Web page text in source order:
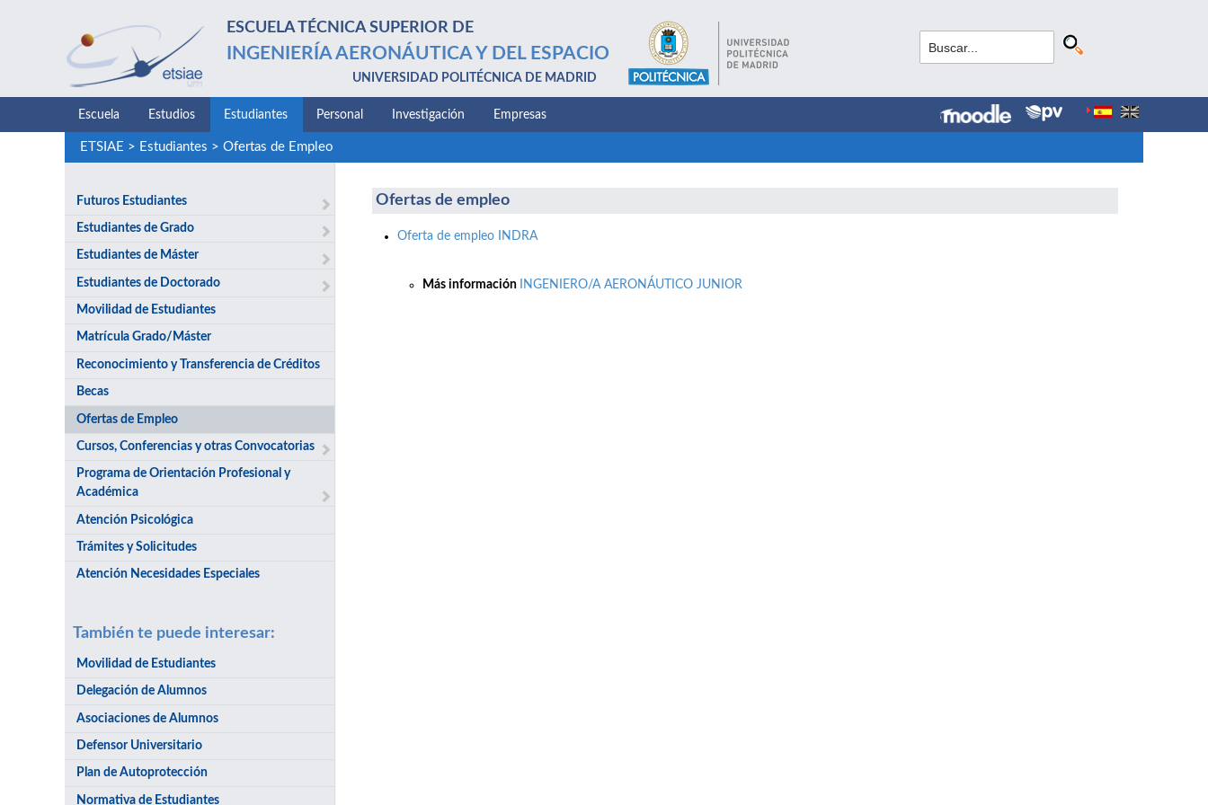
ESCUELA TÉCNICA SUPERIOR DE
INGENIERÍA AERONÁUTICA Y DEL ESPACIO
UNIVERSIDAD POLITÉCNICA DE MADRID
Escuela Estudios Estudiantes Personal Investigación Empresas
ETSIAE > Estudiantes > Ofertas de Empleo
Futuros Estudiantes
Estudiantes de Grado
Estudiantes de Máster
Estudiantes de Doctorado
Movilidad de Estudiantes
Matrícula Grado/Máster
Reconocimiento y Transferencia de Créditos
Becas
Ofertas de Empleo
Cursos, Conferencias y otras Convocatorias
Programa de Orientación Profesional y
Académica
Atención Psicológica
Trámites y Solicitudes
Atención Necesidades Especiales
También te puede interesar:
Movilidad de Estudiantes
Delegación de Alumnos
Asociaciones de Alumnos
Defensor Universitario
Plan de Autoprotección
Normativa de Estudiantes
Ofertas de empleo
Oferta de empleo INDRA
Más información INGENIERO/A AERONÁUTICO JUNIOR